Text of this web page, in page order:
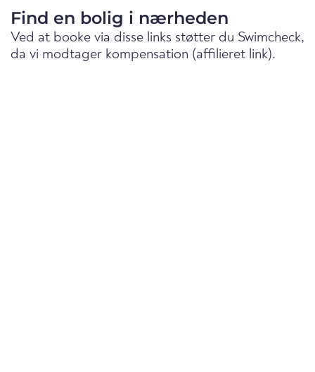
Find en bolig i nærheden
Ved at booke via disse links støtter du Swimcheck,
da vi modtager kompensation (affilieret link).